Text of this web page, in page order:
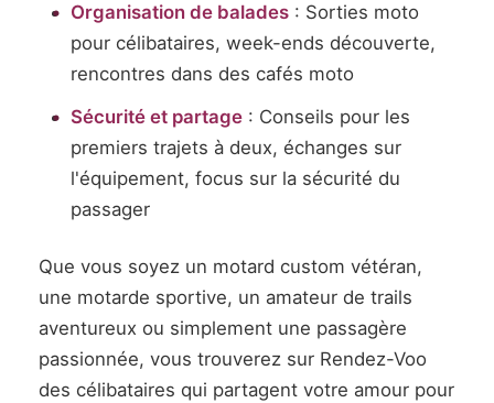
Organisation de balades: Sorties moto
pour célibataires, week-ends découverte,
rencontres dans des cafés moto
Sécurité et partage: Conseils pour les
premiers trajets à deux, échanges sur
l'équipement, focus sur la sécurité du
passager
Que vous soyez un motard custom vétéran,
une motarde sportive, un amateur de trails
aventureux ou simplement une passagère
passionnée, vous trouverez sur Rendez-Voo
des célibataires qui partagent votre amour pour